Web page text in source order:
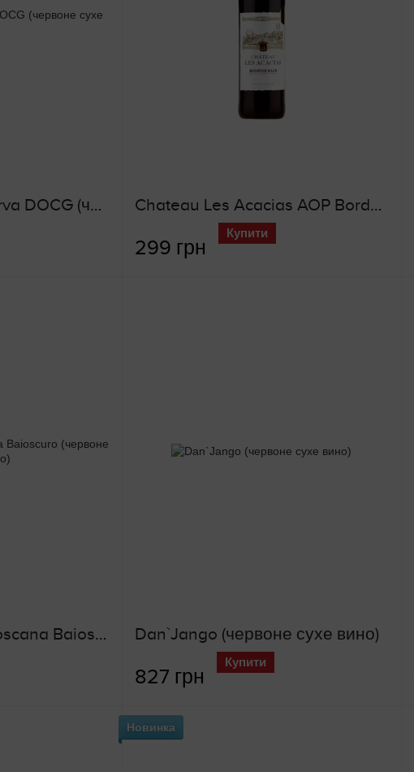
Pattini Chianti Riserva DOCG (червоне сухе вино) Chateau Les Acacias AOP Bordeaux (червоне сухе вино)
299 грн
Купити
Rosso Maremma Toscana Baioscuro (червоне сухе вино) Dan`Jango (червоне сухе вино)
827 грн
Купити
Новинка